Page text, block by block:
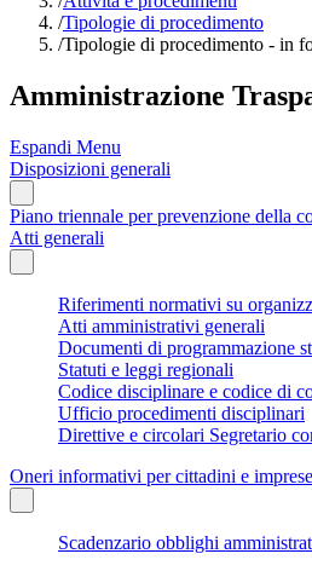
/Tipologie di procedimento
/Tipologie di procedimento - in
Amministrazione
Espandi Menu
Disposizioni generali
Piano triennale per prevenzione della
Atti generali
Riferimenti normativi su
Atti amministrativi generali
Documenti di programmazione
Statuti e leggi regionali
Codice disciplinare e codice di
Ufficio procedimenti disciplinari
Direttive e circolari Segretario
Oneri informativi per cittadini e imprese
Scadenzario obblighi